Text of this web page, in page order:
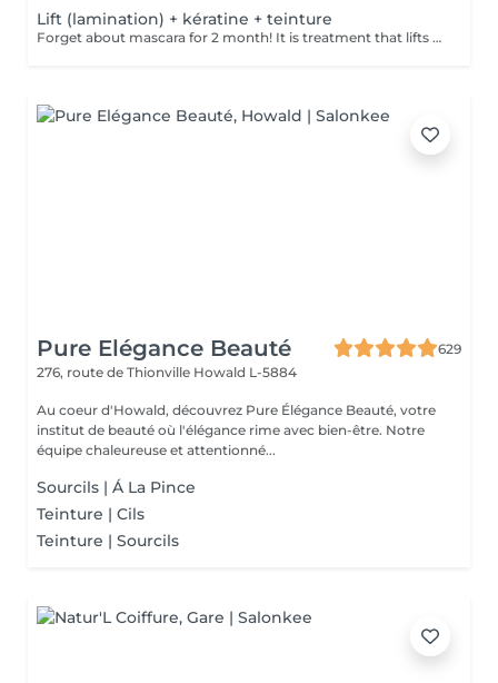
Lift (lamination) + kératine + teinture
Forget about mascara for 2 month! It is treatment that lifts and curls your natural lashes to make them look longer and give them an attractive shape that will open up your eyes. How is lash lamination done? - lashes are washed - eye pad is placed - silicone rods are placed - perming solution is applied - lifting solution is left on the lashes for approximately 15 min - noutralizing solution is applied to reform the disulfide lashes bonds - henna or paint is applied - keratin (serum is applied to keep the lashes hydrated and healthy) - silicone rods are removed Age restrictions: recommended to do from 14 years. Post procedure recommendations: do not wash eyelashes 24 hours after the procedure. Frequency: once in 8 weeks.
Pure Elégance Beauté
629
276, route de Thionville Howald L-5884
Au coeur d'Howald, découvrez Pure Élégance Beauté, votre
institut de beauté où l'élégance rime avec bien-être. Notre
équipe chaleureuse et attentionné...
Sourcils | Á La Pince
Teinture | Cils
Teinture | Sourcils